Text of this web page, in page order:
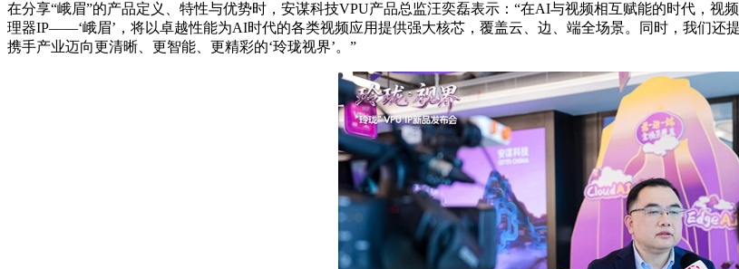
在分享“峨眉”的产品定义、特性与优势时，安谋科技VPU产品总监汪奕磊表示：“在AI与视频相互赋能的时代，
理器IP——‘峨眉’，将以卓越性能为AI时代的各类视频应用提供强大核芯，覆盖云、边、端全场景。同时，我们还
携手产业迈向更清晰、更智能、更精彩的‘玲珑视界’。”